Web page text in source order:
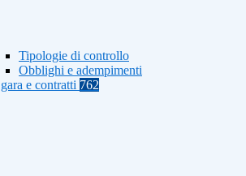
Tipologie di controllo
Obblighi e adempimenti
e contratti 762